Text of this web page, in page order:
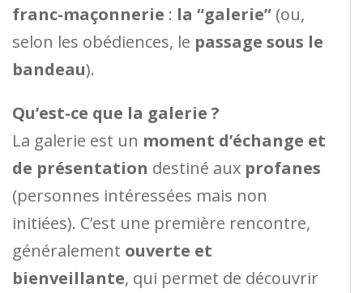
franc-maçonnerie : la “galerie” (ou,
selon les obédiences, le passage sous le
bandeau).
Qu’est-ce que la galerie ?
La galerie est un moment d’échange et
de présentation destiné aux profanes
(personnes intéressées mais non
initiées). C’est une première rencontre,
généralement ouverte et
bienveillante, qui permet de découvrir